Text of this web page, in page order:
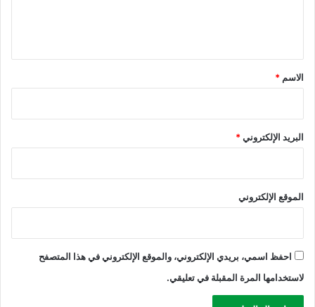
*
الاسم *
البريد الإلكتروني*
الموقع الإلكتروني
احفظ اسمي، بريدي الإلكتروني، والموقع الإلكتروني في هذا المتصفح
لاستخدامها المرة المقبلة في تعليقي.